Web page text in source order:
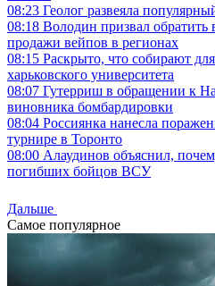
08:23 Геолог развеяла
08:18 Володин призвал обратить
продажи вейпов в регионах
08:15 Раскрыто, что собирают
харьковского университета
08:07 Гутерриш в обращении к
виновника бомбардировки
08:04 Россиянка нанесла
турнире в Торонто
08:00 Алаудинов объяснил,
погибших бойцов ВСУ
Дальше
Самое популярное